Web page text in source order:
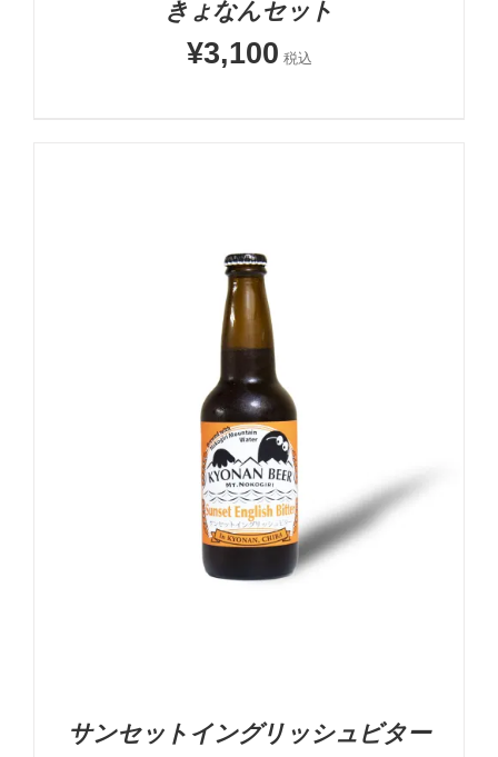
きょなんセット
¥3,100 税込
お買い物カゴに追加
詳細
サンセットイングリッシュビター